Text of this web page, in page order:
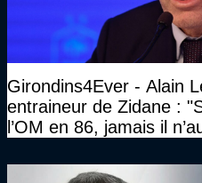
Girondins4Ever - Alain
entraineur de Zidane :
l’OM en 86, jamais il